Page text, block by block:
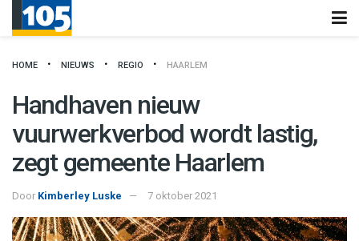
HOME NIEUWS REGIO HAARLEM
Handhaven nieuw
vuurwerkverbod wordt lastig,
zegt gemeente Haarlem
Door Kimberley Luske 7 oktober 2021